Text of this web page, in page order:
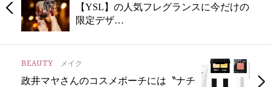
【YSL】の人気フレグランスに今だけの
限定デザ…
BEAUTY メイク
政井マヤさんのコスメポーチには〝ナチ